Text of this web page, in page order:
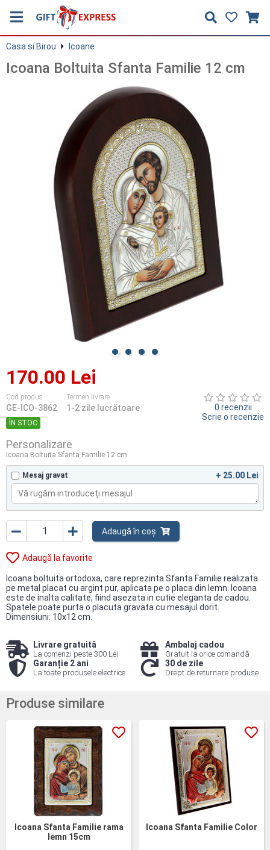
Casa si Birou Icoane
Icoana Boltuita Sfanta Familie 12 cm
170.00 Lei
Cod produs
GE-ICO-3862
Termen livrare
1-2 zile lucrătoare
ÎN STOC
0 recenzii
Scrie o recenzie
Personalizare
Icoana Boltuita Sfanta Familie 12 cm
Mesaj gravat + 25.00 Lei
Adaugă în coș
Adaugă la favorite
Icoana boltuita ortodoxa, care reprezinta Sfanta Familie realizata
pe metal placat cu argint pur, aplicata pe o placa din lemn. Icoana
este de inalta calitate, fiind asezata in cutie eleganta de cadou.
Spatele poate purta o placuta gravata cu mesajul dorit.
Dimensiuni: 10x12 cm.
Livrare gratuită
La comenzi peste 300 Lei
Ambalaj cadou
Gratuit la orice comandă
Garanție 2 ani
La toate produsele electrice
30 de zile
Drept de returnare produse
Produse similare
Icoana Sfanta Familie rama
lemn 15cm
Icoana Sfanta Familie Color